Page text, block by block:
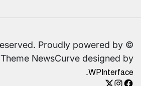
Proudly powered by
NewsCurve designed by
WPInterface
.